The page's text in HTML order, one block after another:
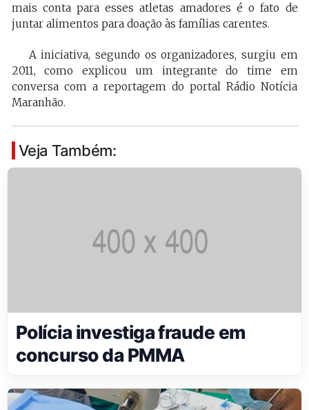
mais conta para esses atletas amadores é o fato de
juntar alimentos para doação às famílias carentes.
A iniciativa, segundo os organizadores, surgiu em
2011, como explicou um integrante do time em
conversa com a reportagem do portal Rádio Notícia
Maranhão.
Veja Também:
Polícia investiga fraude em
concurso da PMMA